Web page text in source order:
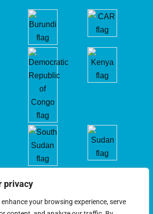
privacy
your browsing experience, serve